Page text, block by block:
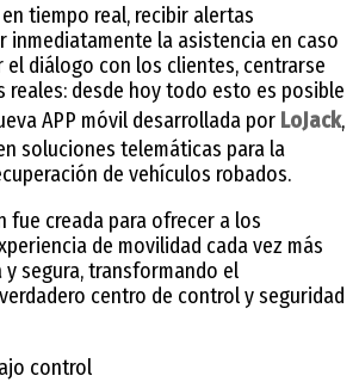
tiempo real, recibir alertas
inmediatamente la asistencia en caso
el diálogo con los clientes, centrarse
reales: desde hoy todo esto es posible
APP móvil desarrollada por LoJack,
soluciones telemáticas para la
de vehículos robados.
fue creada para ofrecer a los
de movilidad cada vez más
segura, transformando el
centro de control y seguridad
control